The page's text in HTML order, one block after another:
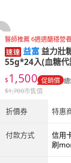
醫師推薦 6週適醣穩營
益富益力壯
55g*24入(血糖代
$1,500 促銷價
$1,700市售價
折價券 特惠
付款方式
信用
商付
刷